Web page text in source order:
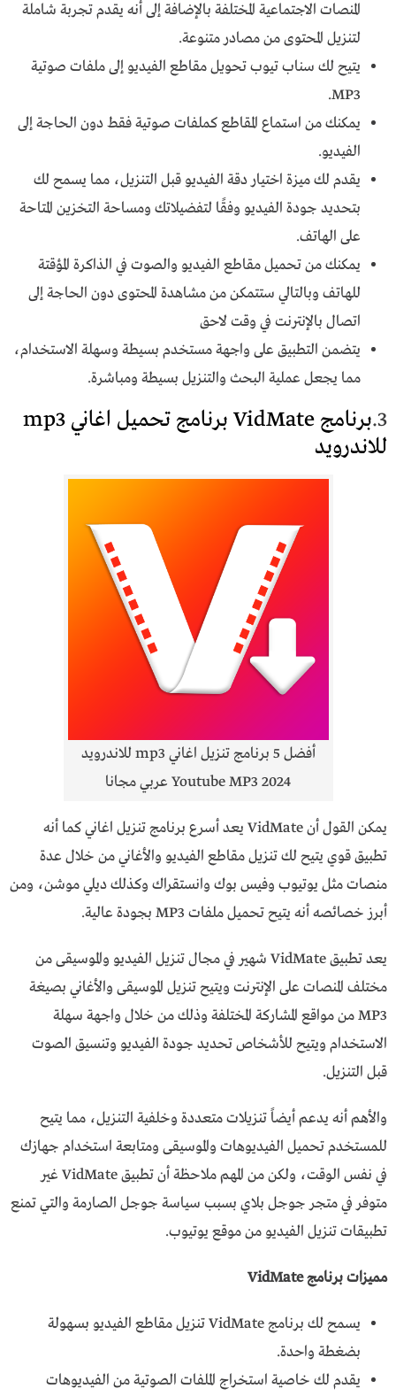
المنصات الاجتماعية المختلفة بالإضافة إلى أنه يقدم تجربة شاملة
لتنزيل المحتوى من مصادر متنوعة.
يتيح لك سناب تيوب تحويل مقاطع الفيديو إلى ملفات صوتية
MP3.
يمكنك من استماع المقاطع كملفات صوتية فقط دون الحاجة إلى
الفيديو.
يقدم لك ميزة اختيار دقة الفيديو قبل التنزيل، مما يسمح لك
بتحديد جودة الفيديو وفقًا لتفضيلاتك ومساحة التخزين المتاحة
على الهاتف.
يمكنك من تحميل مقاطع الفيديو والصوت في الذاكرة المؤقتة
للهاتف وبالتالي ستتمكن من مشاهدة المحتوى دون الحاجة إلى
اتصال بالإنترنت في وقت لاحق
يتضمن التطبيق على واجهة مستخدم بسيطة وسهلة الاستخدام،
مما يجعل عملية البحث والتنزيل بسيطة ومباشرة.
3.
برنامج VidMate برنامج تحميل اغاني mp3
للاندرويد
أفضل 5 برنامج تنزيل اغاني mp3 للاندرويد
Youtube MP3 2024 عربي مجانا
يمكن القول أن VidMate يعد أسرع برنامج تنزيل اغاني كما أنه
تطبيق قوي يتيح لك تنزيل مقاطع الفيديو والأغاني من خلال عدة
منصات مثل يوتيوب وفيس بوك وانستقراك وكذلك ديلي موشن، ومن
أبرز خصائصه أنه يتيح تحميل ملفات MP3 بجودة عالية.
يعد تطبيق VidMate شهير في مجال تنزيل الفيديو والموسيقى من
مختلف المنصات على الإنترنت ويتيح تنزيل الموسيقى والأغاني بصيغة
MP3 من مواقع المشاركة المختلفة وذلك من خلال واجهة سهلة
الاستخدام ويتيح للأشخاص تحديد جودة الفيديو وتنسيق الصوت
قبل التنزيل.
والأهم أنه يدعم أيضاً تنزيلات متعددة وخلفية التنزيل، مما يتيح
للمستخدم تحميل الفيديوهات والموسيقى ومتابعة استخدام جهازك
في نفس الوقت، ولكن من المهم ملاحظة أن تطبيق VidMate غير
متوفر في متجر جوجل بلاي بسبب سياسة جوجل الصارمة والتي تمنع
تطبيقات تنزيل الفيديو من موقع يوتيوب.
مميزات برنامج VidMate
يسمح لك برنامج VidMate تنزيل مقاطع الفيديو بسهولة
بضغطة واحدة.
يقدم لك خاصية استخراج الملفات الصوتية من الفيديوهات